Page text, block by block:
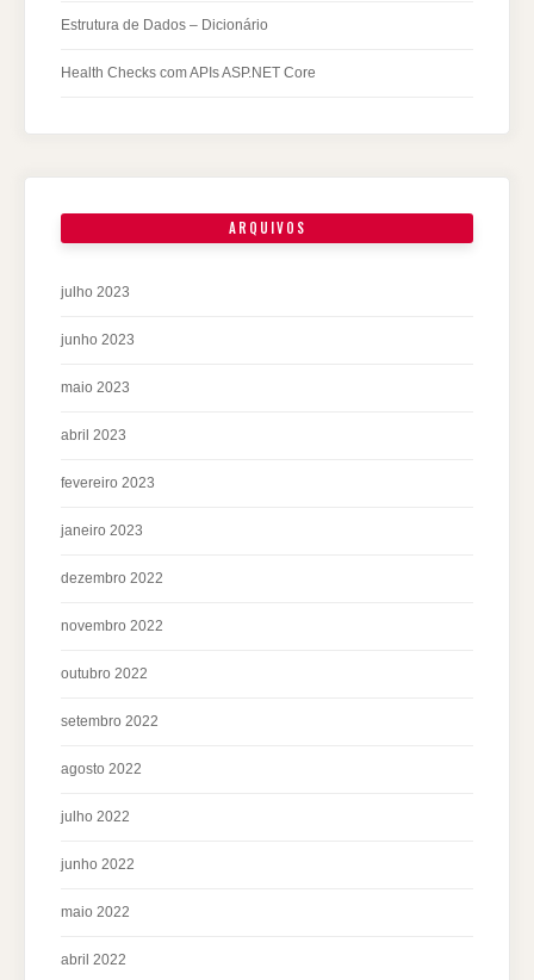
Estrutura de Dados – Dicionário
Health Checks com APIs ASP.NET Core
ARQUIVOS
julho 2023
junho 2023
maio 2023
abril 2023
fevereiro 2023
janeiro 2023
dezembro 2022
novembro 2022
outubro 2022
setembro 2022
agosto 2022
julho 2022
junho 2022
maio 2022
abril 2022